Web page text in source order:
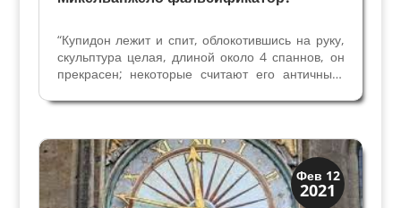
“Купидон лежит и спит, облокотившись на руку,
скульптура целая, длиной около 4 спаннов, он
прекрасен; некоторые считают его античным,
совершенен” (27 июня 1496 года, письмо
Маркизе...
Фев 12
2021
Загадки прошлого
История